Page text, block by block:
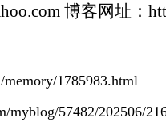
博客网址：
1785983.html
myblog/57482/202506/